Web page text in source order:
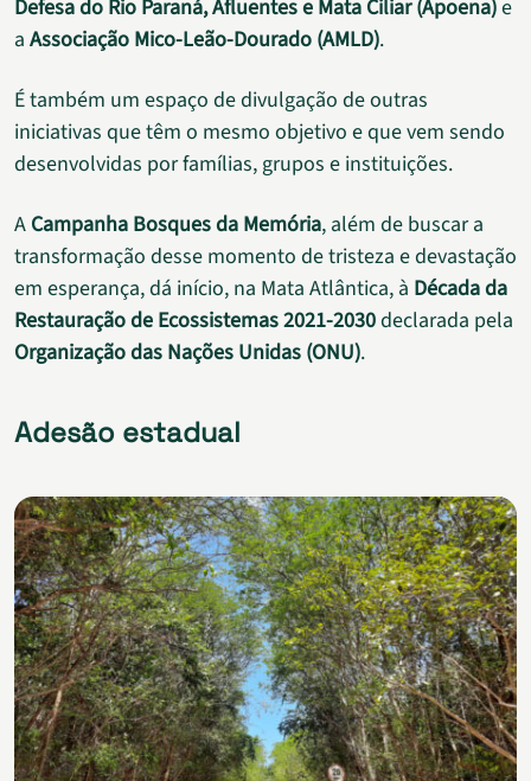
Defesa do Rio Paraná, Afluentes e Mata Ciliar (Apoena)e
a Associação Mico-Leão-Dourado (AMLD).
É também um espaço de divulgação de outras
iniciativas que têm o mesmo objetivo e que vem sendo
desenvolvidas por famílias, grupos e instituições.
A Campanha Bosques da Memória, além de buscar a
transformação desse momento de tristeza e devastação
em esperança, dá início, na Mata Atlântica, à Década da
Restauração de Ecossistemas 2021-2030declarada pela
Organização das Nações Unidas (ONU).
Adesão estadual